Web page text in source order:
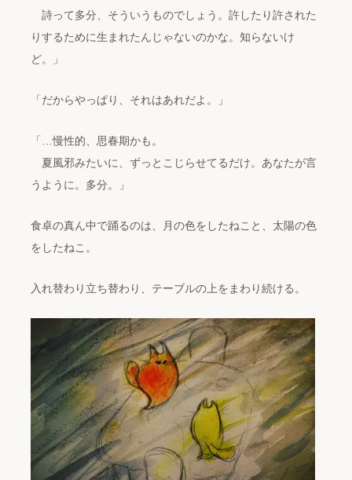
詩って多分、そういうものでしょう。許したり許された
りするために生まれたんじゃないのかな。知らないけ
ど。」
「だからやっぱり、それはあれだよ。」
「…慢性的、思春期かも。
夏風邪みたいに、ずっとこじらせてるだけ。あなたが言
うように。多分。」
食卓の真ん中で踊るのは、月の色をしたねこと、太陽の色
をしたねこ。
入れ替わり立ち替わり、テーブルの上をまわり続ける。